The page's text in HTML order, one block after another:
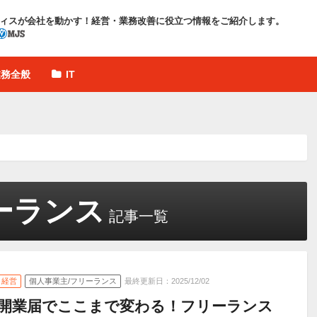
スが会社を動かす！ 経営・業務改善に役立つ情報をご紹介します。
全般 IT
ランス 記事一覧
経営 個人事業主/フリーランス 最終更新日：2025/12/02
業届でここまで変わる！フリーランス